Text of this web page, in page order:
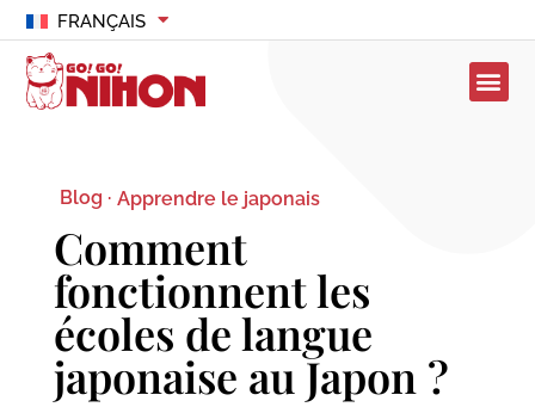
FRANÇAIS
Blog · Apprendre le japonais
Comment
fonctionnent les
écoles de langue
japonaise au Japon ?